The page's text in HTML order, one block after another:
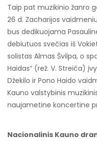
Taip pat muzikinio žanro
26 d. Zacharijos
bus dedikuojama
debiutuos svečias iš
solistas Almas Švilpa, o
Haidas“ (rež. V. Streiča)
Džekilo ir Pono Haido
Kauno valstybinis
naujametine koncertine
Nacionalinis Kauno